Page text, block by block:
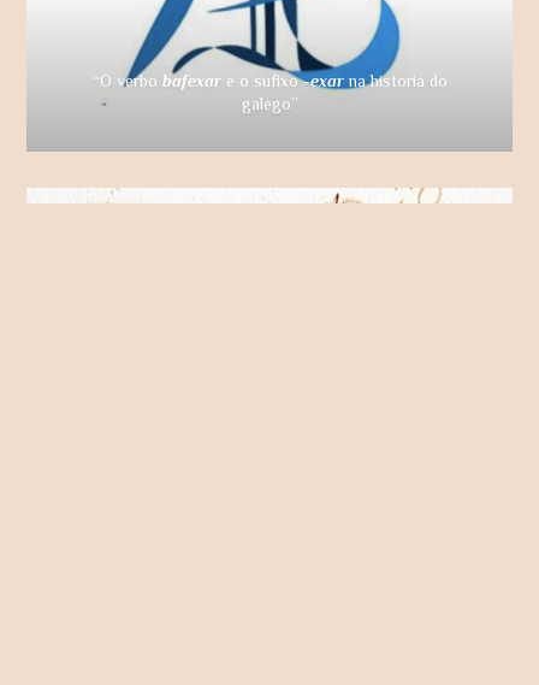
“O verbo bafexare o sufixo-exarna historia do
galego”